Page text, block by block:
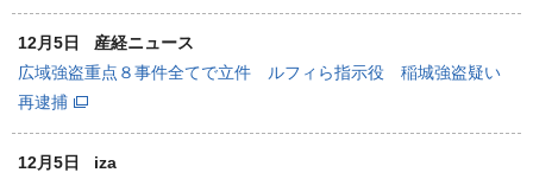
12月5日
産経ニュース
広域強盗重点８事件全てで立件 ルフィら指示役 稲城強盗疑い
再逮捕
12月5日
iza